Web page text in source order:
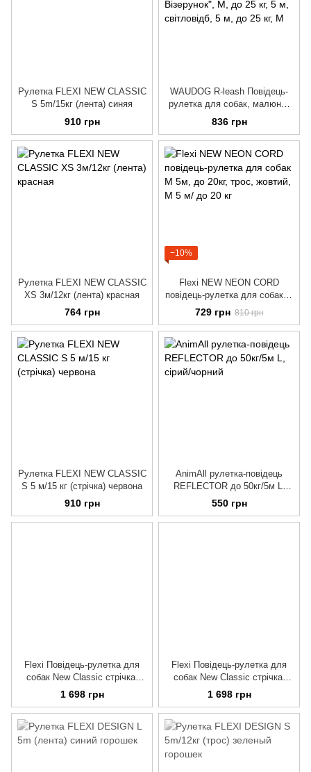
Рулетка FLEXI NEW CLASSIC
S 5m/15кг (лента) синяя
910 грн
WAUDOG R-leash Повідець-
рулетка для собак, малюнок
"Бетмен Візерунок", M, до 25
кг, 5 м, світловідб
836 грн
Рулетка FLEXI NEW CLASSIC
XS 3м/12кг (лента) красная
764 грн
−10%
Flexi NEW NEON CORD
повідець-рулетка для собак M
5м, до 20кг, трос, жовтий
729 грн 810 грн
Рулетка FLEXI NEW CLASSIC
S 5 м/15 кг (стрічка) червона
910 грн
AnimAll рулетка-повідець
REFLECTOR до 50кг/5м L,
сірий/чорний
550 грн
Flexi Повідець-рулетка для
собак New Classic стрічка,
чорна, розмір L 8 м/ 50 кг
1 698 грн
Flexi Повідець-рулетка для
собак New Classic стрічка,
червона, розмір L 8 м/ 50 кг
1 698 грн